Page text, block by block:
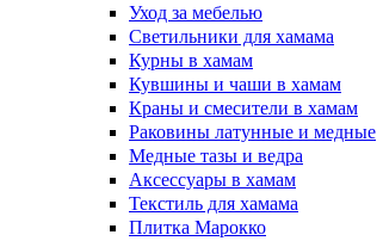
Уход за мебелью
Светильники для хамама
Курны в хамам
Кувшины и чаши в хамам
Краны и смесители в хамам
Раковины латунные и медные
Медные тазы и ведра
Аксессуары в хамам
Текстиль для хамама
Плитка Марокко